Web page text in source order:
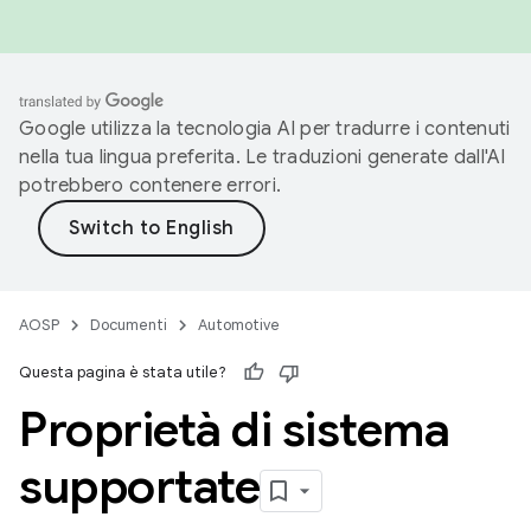
Google utilizza la tecnologia AI per tradurre i contenuti
nella tua lingua preferita. Le traduzioni generate dall'AI
potrebbero contenere errori.
AOSP Documenti Automotive
Questa pagina è stata utile?
Proprietà di sistema
supportate